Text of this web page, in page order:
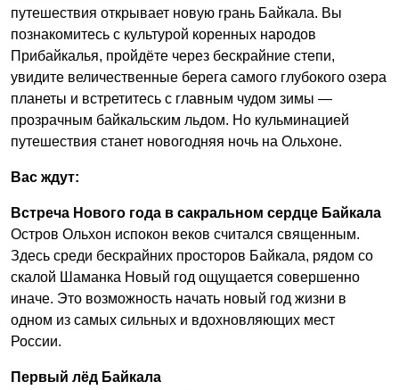
путешествия открывает новую грань Байкала. Вы
познакомитесь с культурой коренных народов
Прибайкалья, пройдёте через бескрайние степи,
увидите величественные берега самого глубокого озера
планеты и встретитесь с главным чудом зимы —
прозрачным байкальским льдом. Но кульминацией
путешествия станет новогодняя ночь на Ольхоне.
Вас ждут:
Встреча Нового года в сакральном сердце Байкала
Остров Ольхон испокон веков считался священным.
Здесь среди бескрайних просторов Байкала, рядом со
скалой Шаманка Новый год ощущается совершенно
иначе. Это возможность начать новый год жизни в
одном из самых сильных и вдохновляющих мест
России.
Первый лёд Байкала